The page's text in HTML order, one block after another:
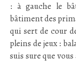
: à gauche le
bâtiment des
qui sert de cour
pleins de jeux :
suis sure que